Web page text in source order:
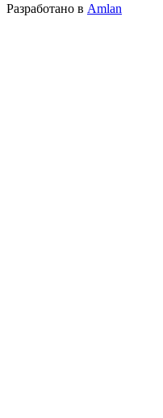
Разработано в Amlan